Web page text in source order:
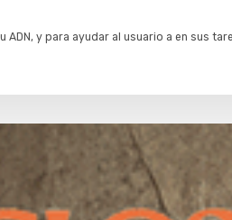
su ADN, y para ayudar al usuario a en sus